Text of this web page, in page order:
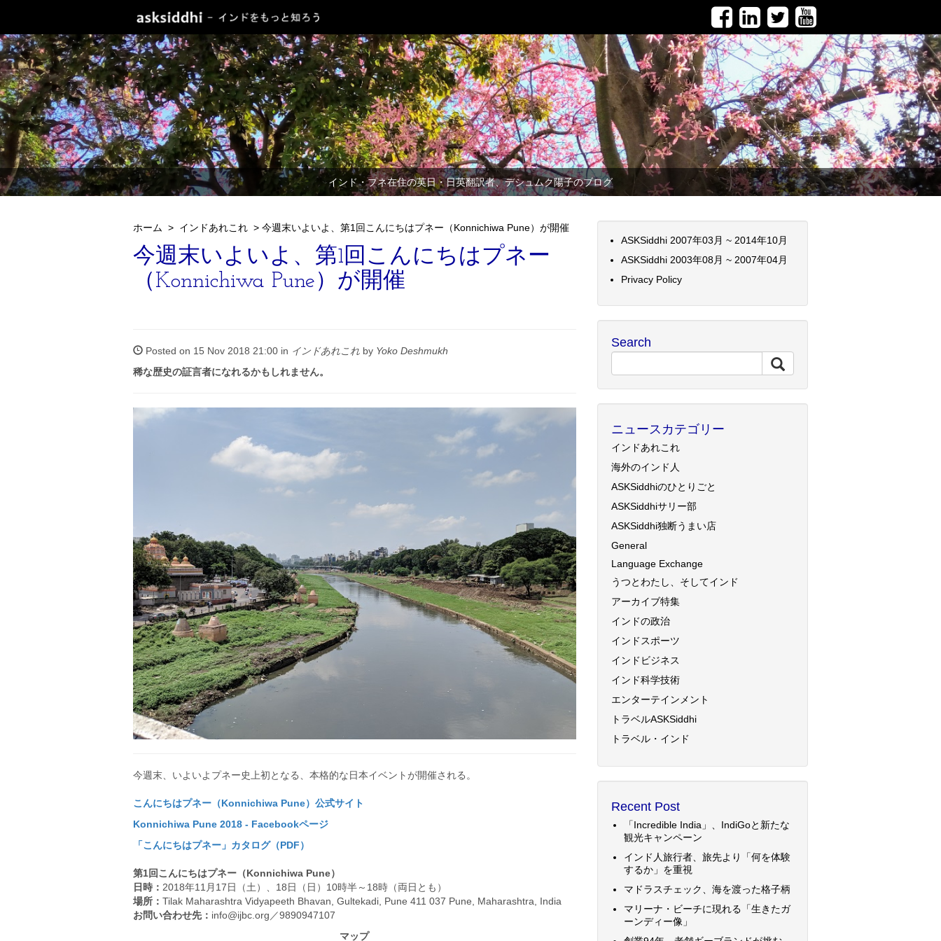
インド・プネ在住の英日・日英翻訳者、デシュムク陽子のブログ
ホーム > インドあれこれ > 今週末いよいよ、第1回こんにちはプネー（Konnichiwa Pune）が開催
今週末いよいよ、第1回こんにちはプネー
（Konnichiwa Pune）が開催
Posted on 15 Nov 2018 21:00 in インドあれこれ by Yoko Deshmukh
稀な歴史の証言者になれるかもしれません。
今週末、いよいよプネー史上初となる、本格的な日本イベントが開催される。
こんにちはプネー（Konnichiwa Pune）公式サイト
Konnichiwa Pune 2018 - Facebookページ
「こんにちはプネー」カタログ（PDF）
第1回こんにちはプネー（Konnichiwa Pune）
日時： 2018年11月17日（土）、18日（日）10時半～18時（両日とも）
場所： Tilak Maharashtra Vidyapeeth Bhavan, Gultekadi, Pune 411 037 Pune, Maharashtra, India
お問い合わせ先： info@ijbc.org／9890947107
マップ
ASKSiddhi 2007年03月 ~ 2014年10月
ASKSiddhi 2003年08月 ~ 2007年04月
Privacy Policy
Search
ニュースカテゴリー
インドあれこれ
海外のインド人
ASKSiddhiのひとりごと
ASKSiddhiサリー部
ASKSiddhi独断うまい店
General
Language Exchange
うつとわたし、そしてインド
アーカイブ特集
インドの政治
インドスポーツ
インドビジネス
インド科学技術
エンターテインメント
トラベルASKSiddhi
トラベル・インド
Recent Post
「Incredible India」、IndiGoと新たな
観光キャンペーン
インド人旅行者、旅先より「何を体験
するか」を重視
マドラスチェック、海を渡った格子柄
マリーナ・ビーチに現れる「生きたガ
ーンディー像」